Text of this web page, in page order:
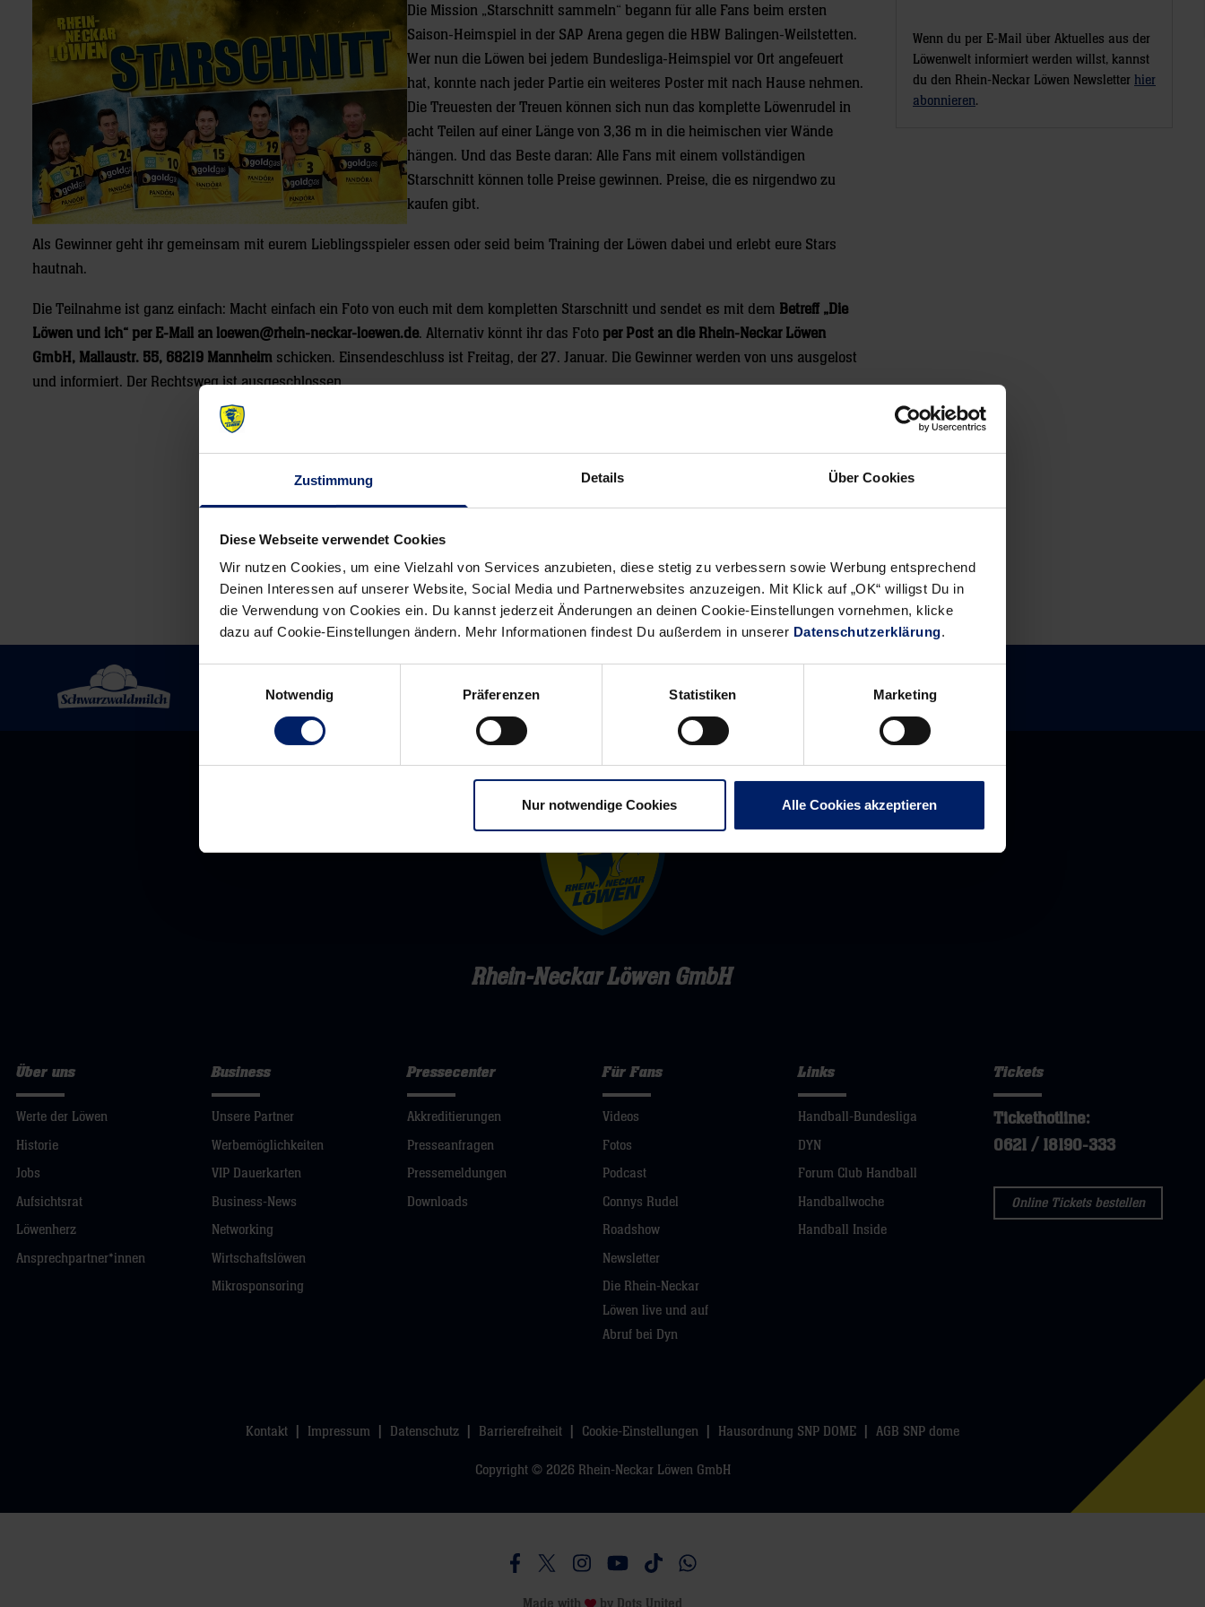
Zustimmung Details Über Cookies
Diese Webseite verwendet Cookies
Wir nutzen Cookies, um eine Vielzahl von Services anzubieten, diese stetig zu verbessern sowie Werbung entsprechend
Deinen Interessen auf unserer Website, Social Media und Partnerwebsites anzuzeigen. Mit Klick auf „OK“ willigst Du in
die Verwendung von Cookies ein. Du kannst jederzeit Änderungen an deinen Cookie-Einstellungen vornehmen, klicke
dazu auf Cookie-Einstellungen ändern. Mehr Informationen findest Du außerdem in unserer Datenschutzerklärung.
Notwendig
Präferenzen Statistiken Marketing
Nur notwendige Cookies Alle Cookies akzeptieren
Die Mission „Starschnitt sammeln“ begann für alle Fans beim ersten
Saison-Heimspiel in der SAP Arena gegen die HBW Balingen-Weilstetten.
Wer nun die Löwen bei jedem Bundesliga-Heimspiel vor Ort angefeuert
hat, konnte nach jeder Partie ein weiteres Poster mit nach Hause nehmen.
Die Treuesten der Treuen können sich nun das komplette Löwenrudel in
acht Teilen auf einer Länge von 3,36 m in die heimischen vier Wände
hängen. Und das Beste daran: Alle Fans mit einem vollständigen
Starschnitt können tolle Preise gewinnen. Preise, die es nirgendwo zu
kaufen gibt.
Als Gewinner geht ihr gemeinsam mit eurem Lieblingsspieler essen oder seid beim Training der Löwen dabei und erlebt eure Stars
hautnah.
Die Teilnahme ist ganz einfach: Macht einfach ein Foto von euch mit dem kompletten Starschnitt und sendet es mit dem Betreff „Die
Löwen und ich“ per E-Mail an loewen@rhein-neckar-loewen.de. Alternativ könnt ihr das Foto per Post an die Rhein-Neckar Löwen
GmbH, Mallaustr. 55, 68219 Mannheim schicken. Einsendeschluss ist Freitag, der 27. Januar. Die Gewinner werden von uns ausgelost
und informiert. Der Rechtsweg ist ausgeschlossen.
Wenn du per E-Mail über Aktuelles aus der
Löwenwelt informiert werden willst, kannst
du den Rhein-Neckar Löwen Newsletter hier
abonnieren.
Turnier
ist
wichtig“
Alle News anzeigen
–
im
Flieger
(MM)
Rhein-Neckar Löwen GmbH
Über uns
Werte der Löwen
Historie
Jobs
Aufsichtsrat
Löwenherz
Ansprechpartner*innen
Business
Unsere Partner
Werbemöglichkeiten
VIP Dauerkarten
Business-News
Networking
Wirtschaftslöwen
Mikrosponsoring
Pressecenter
Akkreditierungen
Presseanfragen
Pressemeldungen
Downloads
Für Fans
Videos
Fotos
Podcast
Connys Rudel
Roadshow
Newsletter
Die Rhein-Neckar
Löwen live und auf
Abruf bei Dyn
Links
Handball-Bundesliga
DYN
Forum Club Handball
Handballwoche
Handball Inside
Tickets
Tickethotline:
0621 / 18190-333
Online Tickets bestellen
Kontakt Impressum Datenschutz Barrierefreiheit Cookie-Einstellungen Hausordnung SNP DOME AGB SNP dome
Copyright © 2026 Rhein-Neckar Löwen GmbH
Besucht uns auf Facebook
Besucht uns auf Twitter
Besucht uns auf Instagram
Besucht uns auf Youtube
Besucht uns auf TikTok
Besucht uns auf WhatsApp
Made with by Dots United